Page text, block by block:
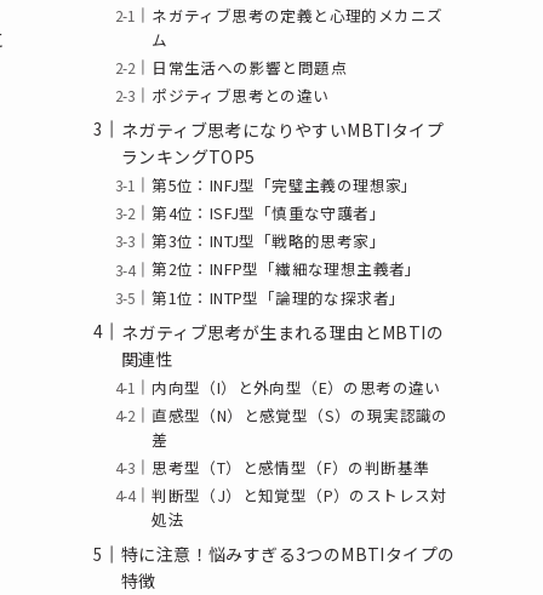
ネガティブ思考の定義と心理的メカニズ
ム
日常生活への影響と問題点
ポジティブ思考との違い
ネガティブ思考になりやすいMBTIタイプ
ランキングTOP5
第5位：INFJ型「完璧主義の理想家」
第4位：ISFJ型「慎重な守護者」
第3位：INTJ型「戦略的思考家」
第2位：INFP型「繊細な理想主義者」
第1位：INTP型「論理的な探求者」
ネガティブ思考が生まれる理由とMBTIの
関連性
内向型（I）と外向型（E）の思考の違い
直感型（N）と感覚型（S）の現実認識の
差
思考型（T）と感情型（F）の判断基準
判断型（J）と知覚型（P）のストレス対
処法
特に注意！悩みすぎる3つのMBTIタイプの
特徴